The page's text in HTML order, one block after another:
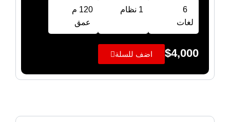
6
لغات
1 نظام
120 م
عمق
$4,000 اضف للسلة